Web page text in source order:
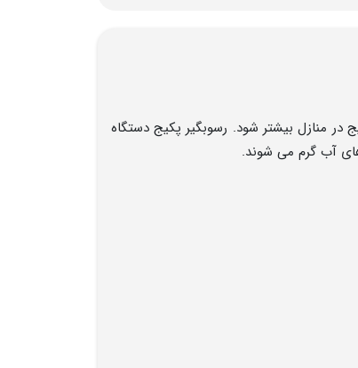
منازل بیشتر شود. رسوبگیر پکیج دستگاه
آب گرم می شوند.